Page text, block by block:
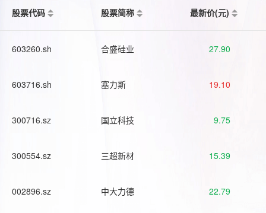
股票代码
股票简称 最新价(元)
603260.sh 合盛硅业 27.90
603716.sh 塞力斯 19.10
300716.sz 国立科技 9.75
300554.sz 三超新材 15.39
002896.sz 中大力德 22.79